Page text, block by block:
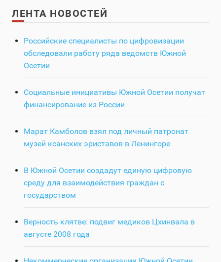
ЛЕНТА НОВОСТЕЙ
Российские специалисты по цифровизации
обследовали работу ряда ведомств Южной
Осетии
Социальные инициативы Южной Осетии получат
финансирование из России
Марат Камболов взял под личный патронат
музей ксанских эриставов в Ленингоре
В Южной Осетии создадут единую цифровую
среду для взаимодействия граждан с
государством
Верность клятве: подвиг медиков Цхинвала в
августе 2008 года